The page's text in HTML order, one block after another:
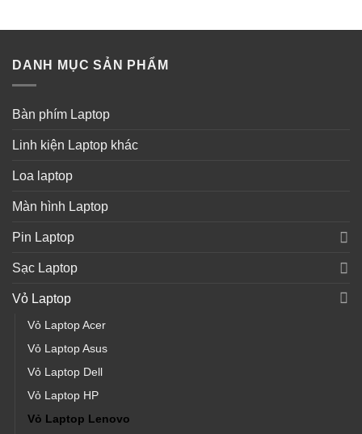
DANH MỤC SẢN PHẨM
Bàn phím Laptop
Linh kiện Laptop khác
Loa laptop
Màn hình Laptop
Pin Laptop
Sạc Laptop
Vỏ Laptop
Vỏ Laptop Acer
Vỏ Laptop Asus
Vỏ Laptop Dell
Vỏ Laptop HP
Vỏ Laptop Lenovo